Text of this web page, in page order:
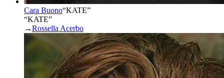
Cara Buono“KATE”
“KATE”
→Rossella Acerbo